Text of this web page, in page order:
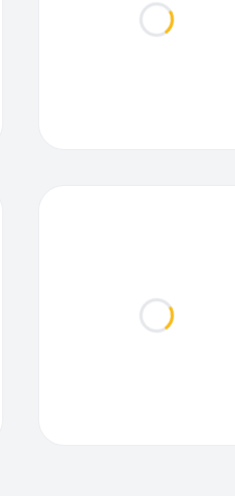
Loading...
Loading...